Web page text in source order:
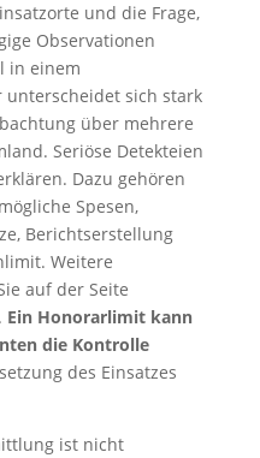
und die Frage,
Observationen
in einem
sich stark
über mehrere
Seriöse Detekteien
Dazu gehören
Spesen,
Berichtserstellung
Weitere
auf der Seite
. Ein Honorarlimit kann
die Kontrolle
des Einsatzes
ist nicht